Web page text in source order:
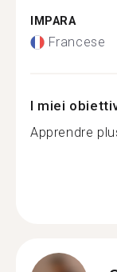
IMPARA
Francese
I miei
Apprendre